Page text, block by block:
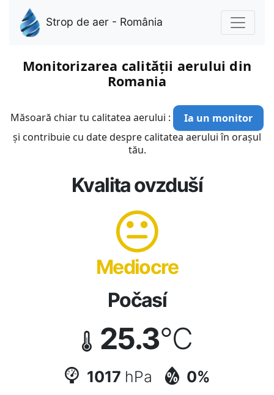
Strop de aer - România
Monitorizarea calității aerului din
Romania
Măsoară chiar tu calitatea aerului :
Ia un monitor
și contribuie cu date despre calitatea aerului în orașul
tău.
Kvalita ovzduší
Mediocre
Počasí
25.3°C
1017 hPa 0%